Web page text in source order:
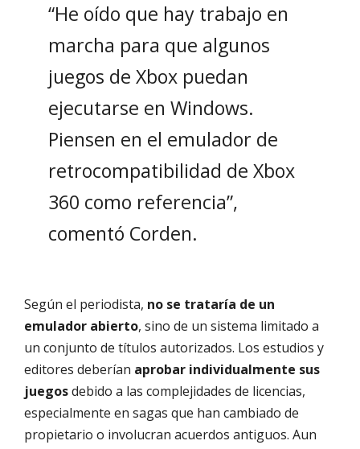
“He oído que hay trabajo en
marcha para que algunos
juegos de Xbox puedan
ejecutarse en Windows.
Piensen en el emulador de
retrocompatibilidad de Xbox
360 como referencia”,
comentó Corden.
Según el periodista, no se trataría de un
emulador abierto, sino de un sistema limitado a
un conjunto de títulos autorizados. Los estudios y
editores deberían aprobar individualmente sus
juegosdebido a las complejidades de licencias,
especialmente en sagas que han cambiado de
propietario o involucran acuerdos antiguos. Aun